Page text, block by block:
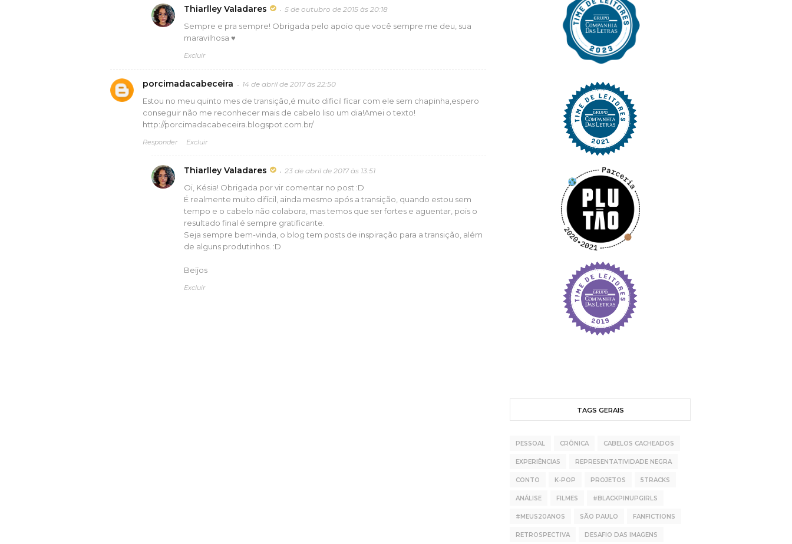
Thiarlley Valadares 5 de outubro de 2015 às 20:18
Sempre e pra sempre! Obrigada pelo apoio que você sempre me deu, sua
maravilhosa ♥
Excluir
porcimadacabeceira 14 de abril de 2017 às 22:50
Estou no meu quinto mes de transição,é muito dificil ficar com ele sem chapinha,espero
conseguir não me reconhecer mais de cabelo liso um dia!Amei o texto!
http://porcimadacabeceira.blogspot.com.br/
Responder Excluir
Thiarlley Valadares 23 de abril de 2017 às 13:51
Oi, Késia! Obrigada por vir comentar no post :D
É realmente muito difícil, ainda mesmo após a transição, quando estou sem
tempo e o cabelo não colabora, mas temos que ser fortes e aguentar, pois o
resultado final é sempre gratificante.
Seja sempre bem-vinda, o blog tem posts de inspiração para a transição, além
de alguns produtinhos. :D
Beijos
Excluir
TAGS GERAIS
PESSOAL CRÔNICA CABELOS CACHEADOS
EXPERIÊNCIAS REPRESENTATIVIDADE NEGRA
CONTO K-POP PROJETOS 5TRACKS
ANÁLISE FILMES #BLACKPINUPGIRLS
#MEUS20ANOS SÃO PAULO FANFICTIONS
RETROSPECTIVA DESAFIO DAS IMAGENS